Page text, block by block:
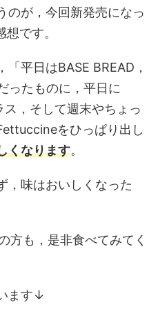
のが，今回新発売になっ
です。
平日はBASE BREAD，
ったものに，平日に
ス，そして週末やちょっ
をひっぱり出し
くなります。
，味はおいしくなった
方も，是非食べてみてく
ます↓